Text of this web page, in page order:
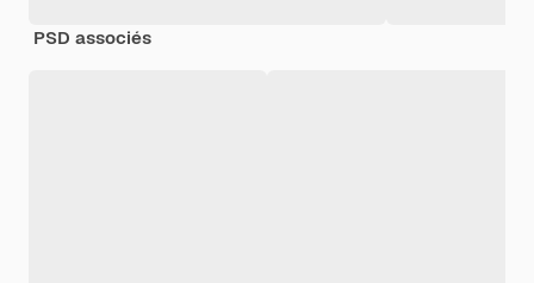
PSD associés